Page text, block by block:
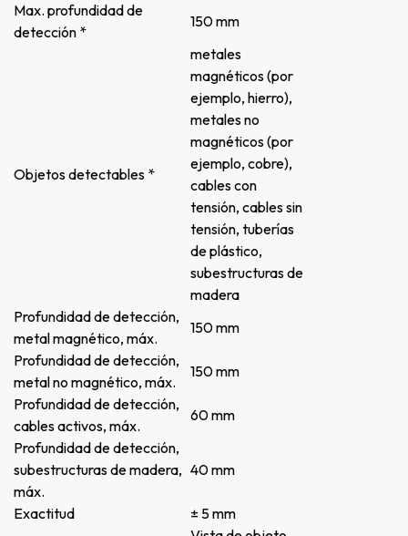
Max. profundidad de
detección *
150 mm
Objetos detectables *
metales
magnéticos (por
ejemplo, hierro),
metales no
magnéticos (por
ejemplo, cobre),
cables con
tensión, cables sin
tensión, tuberías
de plástico,
subestructuras de
madera
Profundidad de detección,
metal magnético, máx.
150 mm
Profundidad de detección,
metal no magnético, máx.
150 mm
Profundidad de detección,
cables activos, máx.
60 mm
Profundidad de detección,
subestructuras de madera,
máx.
40 mm
Exactitud
± 5 mm